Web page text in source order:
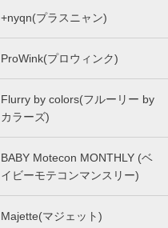
+nyqn(プラスニャン)
ProWink(プロウィンク)
Flurry by colors(フルーリー by
カラーズ)
BABY Motecon MONTHLY (ベ
イビーモテコンマンスリー)
Majette(マジェット)